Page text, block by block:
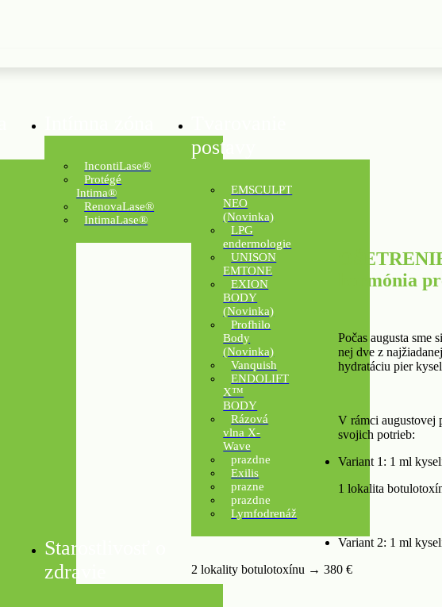
IncontiLase®
Protégé
Intima®
RenovaLase®
IntimaLase®
postavy
EMSCULPT
NEO
(Novinka)
LPG
endermologie
UNISON
EMTONE
EXION
BODY
(Novinka)
Profhilo
Body
(Novinka)
Vanquish
ENDOLIFT
X™
BODY
Rázová
vlna X-
Wave
prazdne
Exilis
prazne
prazdne
Lymfodrenáž
Starostlivosť o
zdravie
harmónia
Počas augusta sme
nej dve z
hydratáciu pier
V rámci augustovej
svojich potrieb:
Variant 1: 1 ml
1 lokalita
Variant 2: 1 ml
2 lokality botulotoxínu → 380 €